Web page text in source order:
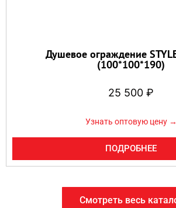
Душевое ограждение
(100*100*190)
25 500 ₽
Узнать оптовую цену →
ПОДРОБНЕЕ
Смотреть весь